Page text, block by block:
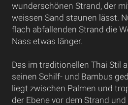
wunderschönen Strand, der
weissen Sand staunen lässt.
flach abfallenden Strand die
Nass etwas länger.
Das im traditionellen Thai Stil
seinen Schilf- und Bambus
liegt zwischen Palmen und
der Ebene vor dem Strand